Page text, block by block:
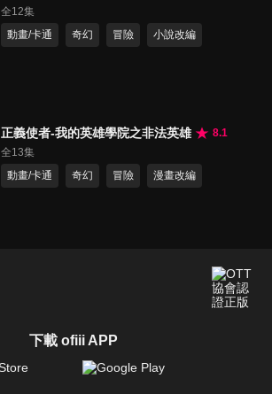
SSS的故事~
全12集
動畫/卡通
奇幻 冒險 小說改編
正義使者-我的英雄學院之非法英雄
8.1
全13集
動畫/卡通
奇幻 冒險 漫畫改編
下載 ofiii APP